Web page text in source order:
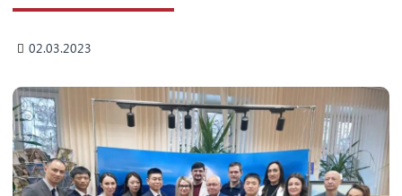
02.03.2023